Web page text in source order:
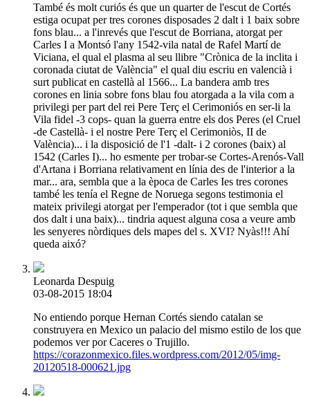
També és molt curiós és que un quarter de l'escut de Cortés
estiga ocupat per tres corones disposades 2 dalt i 1 baix sobre
fons blau... a l'inrevés que l'escut de Borriana, atorgat per
Carles I a Montsó l'any 1542-vila natal de Rafel Martí de
Viciana, el qual el plasma al seu llibre "Crònica de la inclita i
coronada ciutat de València" el qual diu escriu en valencià i
surt publicat en castellà al 1566... La bandera amb tres
corones en linia sobre fons blau fou atorgada a la vila com a
privilegi per part del rei Pere Terç el Cerimoniós en ser-li la
Vila fidel -3 cops- quan la guerra entre els dos Peres (el Cruel
-de Castellà- i el nostre Pere Terç el Cerimoniòs, II de
València)... i la disposició de l'1 -dalt- i 2 corones (baix) al
1542 (Carles I)... ho esmente per trobar-se Cortes-Arenós-Vall
d'Artana i Borriana relativament en línia des de l'interior a la
mar... ara, sembla que a la època de Carles Ies tres corones
també les tenía el Regne de Noruega segons testimonia el
mateix privilegi atorgat per l'emperador (tot i que sembla que
dos dalt i una baix)... tindria aquest alguna cosa a veure amb
les senyeres nòrdiques dels mapes del s. XVI? Nyàs!!! Ahí
queda aixó?
Leonarda Despuig
03-08-2015 18:04
No entiendo porque Hernan Cortés siendo catalan se
construyera en Mexico un palacio del mismo estilo de los que
podemos ver por Caceres o Trujillo.
https://corazonmexico.files.wordpress.com/2012/05/img-
20120518-000621.jpg